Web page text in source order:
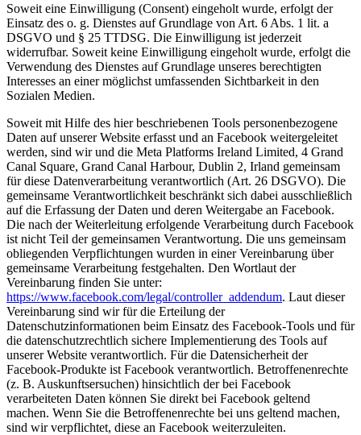
Soweit eine Einwilligung (Consent) eingeholt wurde, erfolgt der
Einsatz des o. g. Dienstes auf Grundlage von Art. 6 Abs. 1 lit. a
DSGVO und § 25 TTDSG. Die Einwilligung ist jederzeit
widerrufbar. Soweit keine Einwilligung eingeholt wurde, erfolgt die
Verwendung des Dienstes auf Grundlage unseres berechtigten
Interesses an einer möglichst umfassenden Sichtbarkeit in den
Sozialen Medien.
Soweit mit Hilfe des hier beschriebenen Tools personenbezogene
Daten auf unserer Website erfasst und an Facebook weitergeleitet
werden, sind wir und die Meta Platforms Ireland Limited, 4 Grand
Canal Square, Grand Canal Harbour, Dublin 2, Irland gemeinsam
für diese Datenverarbeitung verantwortlich (Art. 26 DSGVO). Die
gemeinsame Verantwortlichkeit beschränkt sich dabei ausschließlich
auf die Erfassung der Daten und deren Weitergabe an Facebook.
Die nach der Weiterleitung erfolgende Verarbeitung durch Facebook
ist nicht Teil der gemeinsamen Verantwortung. Die uns gemeinsam
obliegenden Verpflichtungen wurden in einer Vereinbarung über
gemeinsame Verarbeitung festgehalten. Den Wortlaut der
Vereinbarung finden Sie unter:
https://www.facebook.com/legal/controller_addendum. Laut dieser
Vereinbarung sind wir für die Erteilung der
Datenschutzinformationen beim Einsatz des Facebook-Tools und für
die datenschutzrechtlich sichere Implementierung des Tools auf
unserer Website verantwortlich. Für die Datensicherheit der
Facebook-Produkte ist Facebook verantwortlich. Betroffenenrechte
(z. B. Auskunftsersuchen) hinsichtlich der bei Facebook
verarbeiteten Daten können Sie direkt bei Facebook geltend
machen. Wenn Sie die Betroffenenrechte bei uns geltend machen,
sind wir verpflichtet, diese an Facebook weiterzuleiten.